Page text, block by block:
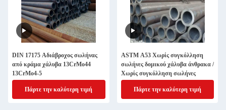
DIN 17175 Αδιάβροχος σωλήνας
από κράμα χάλυβα 13CrMo44
13CrMo4-5
Πάρτε την καλύτερη τιμή
ASTM A53 Χωρίς συγκόλληση
σωλήνες δομικού χάλυβα άνθρακα /
Χωρίς συγκόλληση σωλήνες
Πάρτε την καλύτερη τιμή